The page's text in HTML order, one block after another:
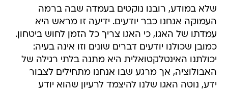
שלא במודע, רובנו נוקטים בעמדה שבה ברמה
העמוקה אנחנו כבר יודעים. ידיעה זו מראש היא
עמדתו של האגו, כי האגו צריך כל הזמן לחוש ביטחון.
כמובן שכולנו יודעים דברים שונים וזו אינה בעיה:
יכולתנו האינטלקטואלית היא מתנה בלתי רגילה של
האבולוציה, אך מרגע שבו אנחנו מתחילים לצבור
ידע, נוטה האגו שלנו להיצמד לרעיון שהוא יודע